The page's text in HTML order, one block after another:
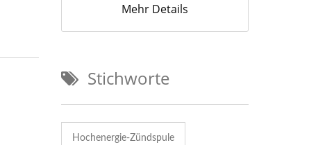
Mehr Details
Stichworte
Hochenergie-Zündspule